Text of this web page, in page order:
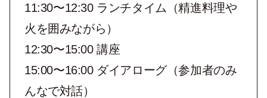
11:30〜12:30 ランチタイム（精進料理や
火を囲みながら）
12:30〜15:00 講座
15:00〜16:00 ダイアローグ（参加者のみ
んなで対話）